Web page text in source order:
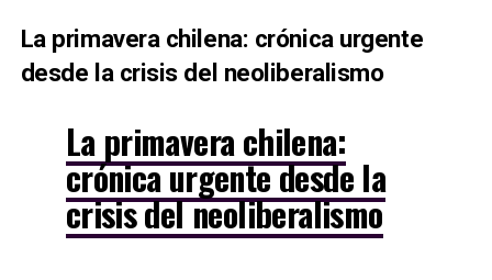
La primavera chilena: crónica urgente
desde la crisis del neoliberalismo
La primavera chilena:
crónica urgente desde la
crisis del neoliberalismo